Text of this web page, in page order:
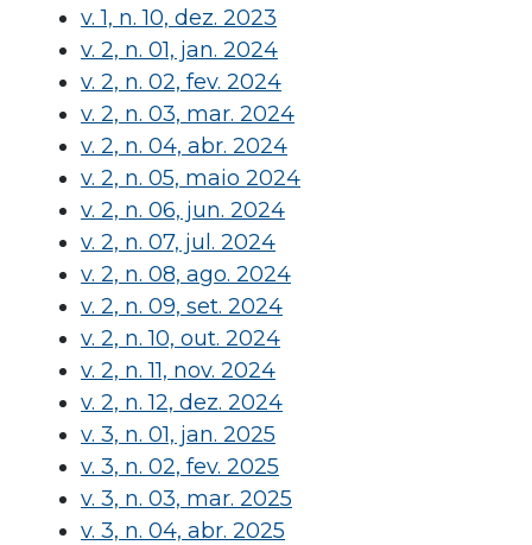
v. 1, n. 10, dez. 2023
v. 2, n. 01, jan. 2024
v. 2, n. 02, fev. 2024
v. 2, n. 03, mar. 2024
v. 2, n. 04, abr. 2024
v. 2, n. 05, maio 2024
v. 2, n. 06, jun. 2024
v. 2, n. 07, jul. 2024
v. 2, n. 08, ago. 2024
v. 2, n. 09, set. 2024
v. 2, n. 10, out. 2024
v. 2, n. 11, nov. 2024
v. 2, n. 12, dez. 2024
v. 3, n. 01, jan. 2025
v. 3, n. 02, fev. 2025
v. 3, n. 03, mar. 2025
v. 3, n. 04, abr. 2025